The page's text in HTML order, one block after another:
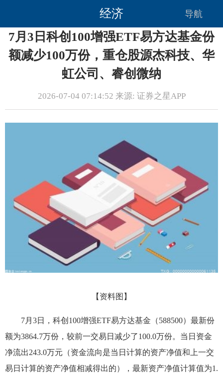
经济 导航
7月3日科创100增强ETF易方达基金份
额减少100万份，重仓股源杰科技、华
虹公司、睿创微纳
2026-07-04 07:14:52 来源: 证券之星APP
【资料图】
7月3日，科创100增强ETF易方达基金（588500）最新份
额为3864.7万份，较前一交易日减少了100.0万份。当日资金
净流出243.0万元（资金流向是当日计算的资产净值和上一交
易日计算的资产净值相减得出的），最新资产净值计算值为1.